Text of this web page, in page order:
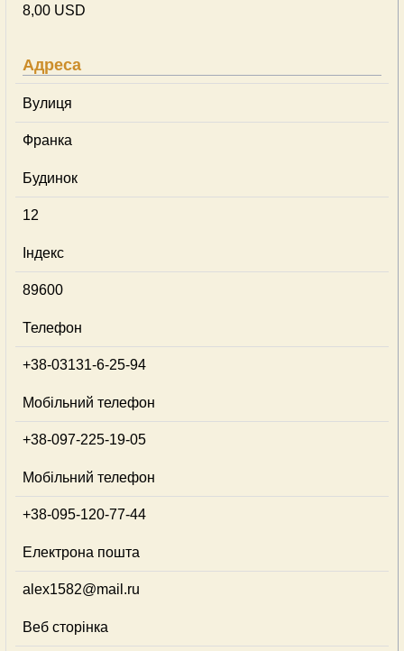
8,00 USD
Адреса
Вулиця
Франка
Будинок
12
Індекс
89600
Телефон
+38-03131-6-25-94
Мобільний телефон
+38-097-225-19-05
Мобільний телефон
+38-095-120-77-44
Електрона пошта
alex1582@mail.ru
Веб сторінка